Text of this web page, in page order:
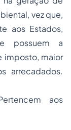
vez que,
aos Estados,
possuem a
imposto, maior
arrecadados.
aos